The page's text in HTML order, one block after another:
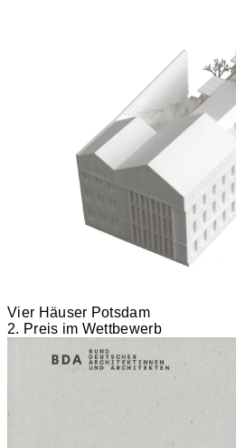
Vier Häuser Potsdam
2. Preis im Wettbewerb